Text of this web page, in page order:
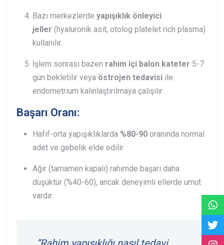
Bazı merkezlerde yapışıklık önleyici
jeller (hyaluronik asit, otolog platelet rich plasma)
kullanılır.
İşlem sonrası bazen rahim içi balon kateter 5-7
gün bekletilir veya östrojen tedavisi ile
endometrium kalınlaştırılmaya çalışılır.
Başarı Oranı:
Hafif-orta yapışıklıklarda %80-90 oranında normal
adet ve gebelik elde edilir.
Ağır (tamamen kapalı) rahimde başarı daha
düşüktür (%40-60), ancak deneyimli ellerde umut
vardır.